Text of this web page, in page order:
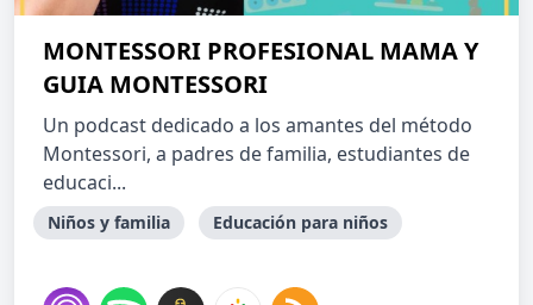
MONTESSORI PROFESIONAL MAMA Y
GUIA MONTESSORI
Un podcast dedicado a los amantes del método
Montessori, a padres de familia, estudiantes de
educaci...
Niños y familia Educación para niños